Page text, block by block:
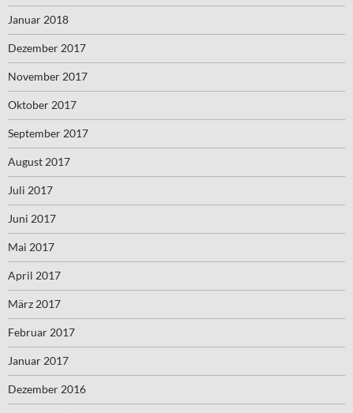
Januar 2018
Dezember 2017
November 2017
Oktober 2017
September 2017
August 2017
Juli 2017
Juni 2017
Mai 2017
April 2017
März 2017
Februar 2017
Januar 2017
Dezember 2016